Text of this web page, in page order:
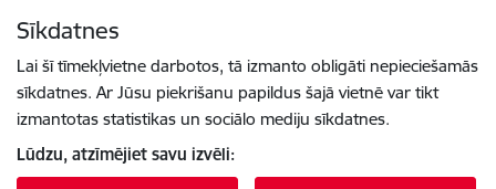
Sīkdatnes
Lai šī tīmekļvietne darbotos, tā izmanto obligāti nepieciešamās
sīkdatnes. Ar Jūsu piekrišanu papildus šajā vietnē var tikt
izmantotas statistikas un sociālo mediju sīkdatnes.
Lūdzu, atzīmējiet savu izvēli: